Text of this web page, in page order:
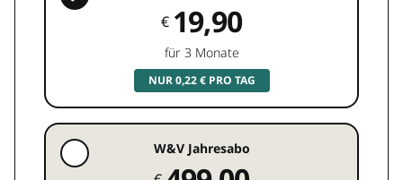
€ 19,90
für 3 Monate
NUR 0,22 € PRO TAG
W&V Jahresabo